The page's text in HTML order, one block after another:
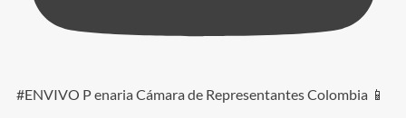
#ENVIVO P enaria Cámara de Representantes Colombia 📱